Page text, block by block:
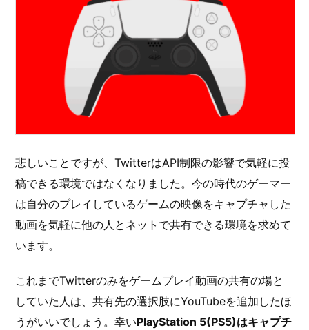
悲しいことですが、TwitterはAPI制限の影響で気軽に投
稿できる環境ではなくなりました。今の時代のゲーマー
は自分のプレイしているゲームの映像をキャプチャした
動画を気軽に他の人とネットで共有できる環境を求めて
います。
これまでTwitterのみをゲームプレイ動画の共有の場と
していた人は、共有先の選択肢にYouTubeを追加したほ
うがいいでしょう。幸いPlayStation 5(PS5)はキャプチ